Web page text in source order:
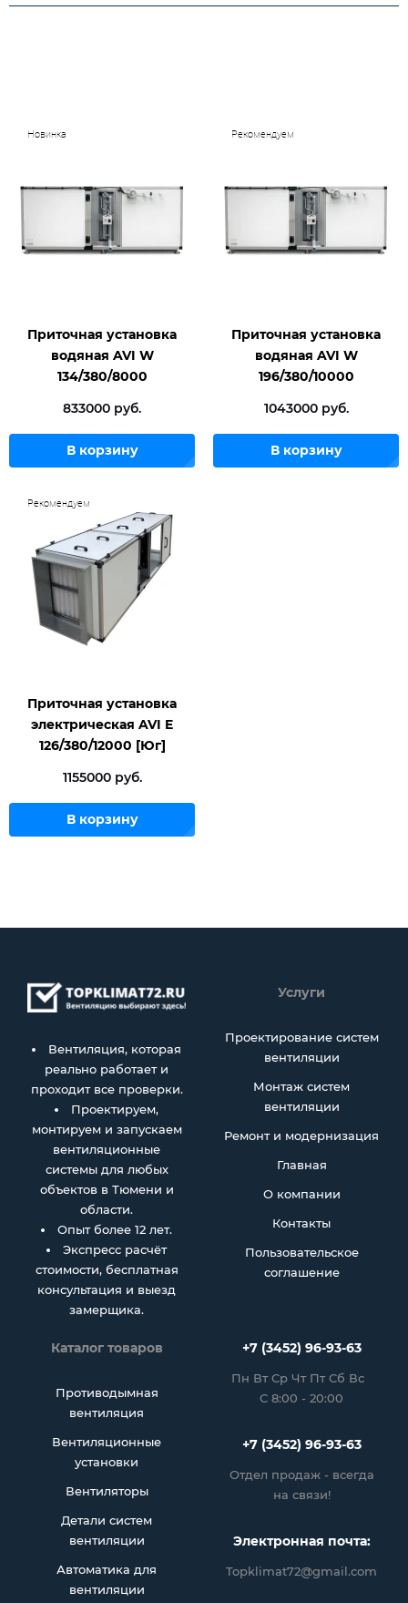
Новинка
Приточная установка
водяная AVI W
134/380/8000
833000 руб.
В корзину
Рекомендуем
Приточная установка
водяная AVI W
196/380/10000
1043000 руб.
В корзину
Рекомендуем
Приточная установка
электрическая AVI E
126/380/12000 [Юг]
1155000 руб.
В корзину
Вентиляция, которая
реально работает и
проходит все проверки.
Проектируем,
монтируем и запускаем
вентиляционные
системы для любых
объектов в Тюмени и
области.
Опыт более 12 лет.
Экспресс расчёт
стоимости, бесплатная
консультация и выезд
замерщика.
Услуги
Проектирование систем
вентиляции
Монтаж систем
вентиляции
Ремонт и модернизация
Главная
О компании
Контакты
Пользовательское
соглашение
Каталог товаров
Противодымная
вентиляция
Вентиляционные
установки
Вентиляторы
Детали систем
вентиляции
Автоматика для
вентиляции
+7 (3452) 96-93-63
Пн Вт Ср Чт Пт Сб Вс
С 8:00 - 20:00
+7 (3452) 96-93-63
Отдел продаж - всегда
на связи!
Электронная почта:
Topklimat72@gmail.com